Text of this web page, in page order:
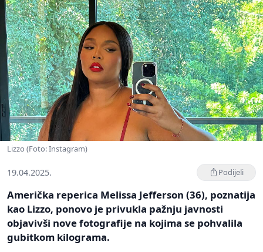
Lizzo (Foto: Instagram)
19.04.2025. Podijeli
Američka reperica Melissa Jefferson (36), poznatija
kao Lizzo, ponovo je privukla pažnju javnosti
objavivši nove fotografije na kojima se pohvalila
gubitkom kilograma.